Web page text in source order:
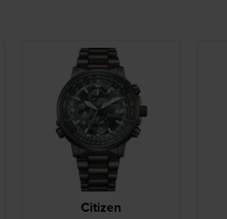
Citizen